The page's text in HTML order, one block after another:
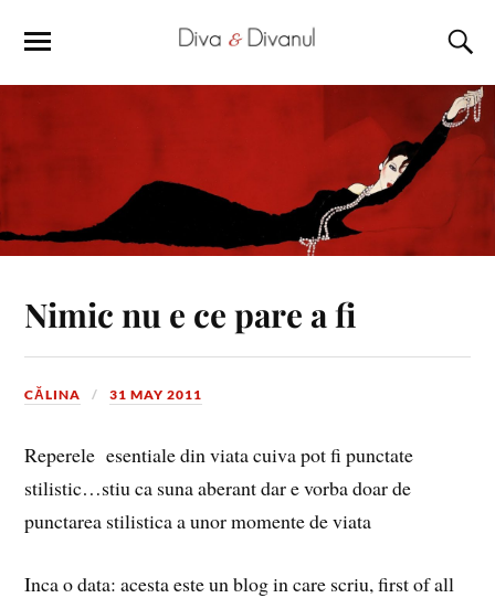
Nimic nu e ce pare a fi
CĂLINA 31 MAY 2011
Reperele esentiale din viata cuiva pot fi punctate
stilistic…stiu ca suna aberant dar e vorba doar de
punctarea stilistica a unor momente de viata
Inca o data: acesta este un blog in care scriu, first of all